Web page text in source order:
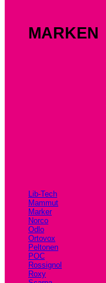
MARKEN
Lib-Tech
Mammut
Marker
Norco
Odlo
Ortovox
Peltonen
POC
Rossignol
Roxy